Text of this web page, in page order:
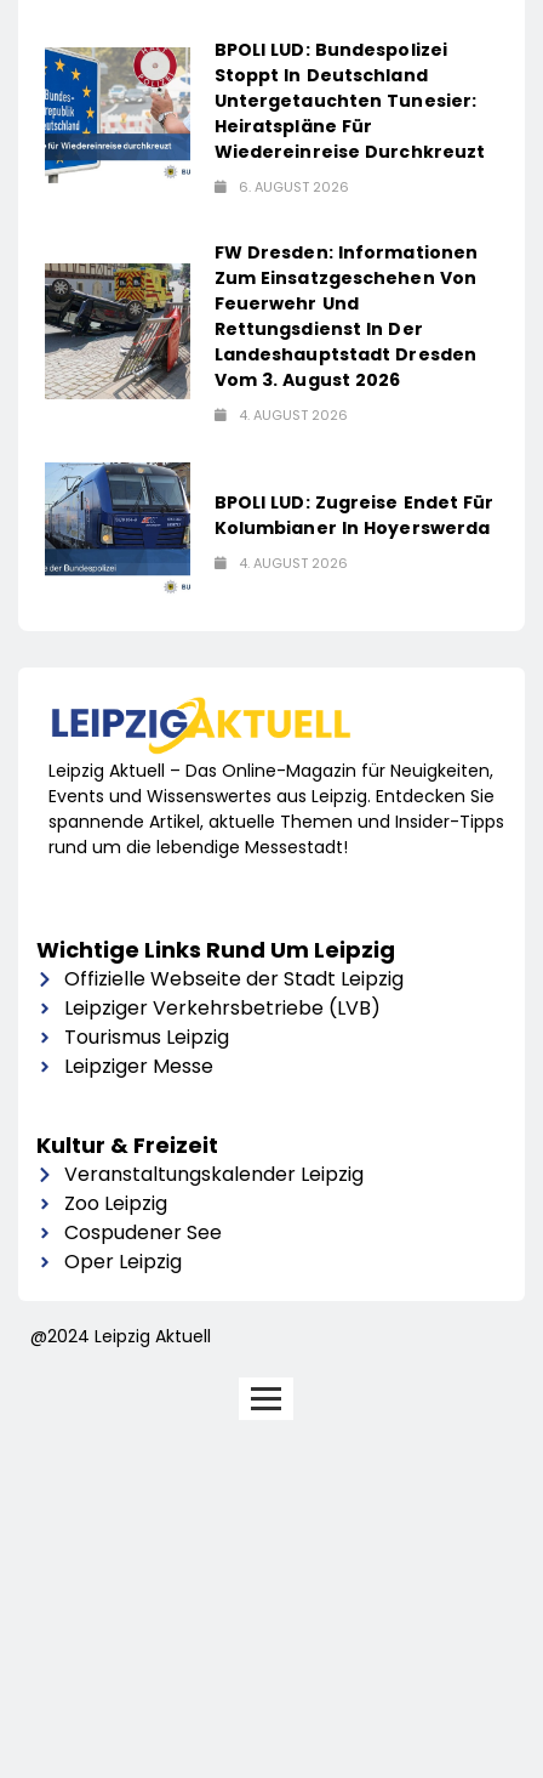
BPOLI LUD: Bundespolizei
Stoppt In Deutschland
Untergetauchten Tunesier:
Heiratspläne Für
Wiedereinreise Durchkreuzt
6. AUGUST 2026
FW Dresden: Informationen
Zum Einsatzgeschehen Von
Feuerwehr Und
Rettungsdienst In Der
Landeshauptstadt Dresden
Vom 3. August 2026
4. AUGUST 2026
BPOLI LUD: Zugreise Endet Für
Kolumbianer In Hoyerswerda
4. AUGUST 2026
Leipzig Aktuell – Das Online-Magazin für Neuigkeiten,
Events und Wissenswertes aus Leipzig. Entdecken Sie
spannende Artikel, aktuelle Themen und Insider-Tipps
rund um die lebendige Messestadt!
Wichtige Links Rund Um Leipzig
Offizielle Webseite der Stadt Leipzig
Leipziger Verkehrsbetriebe (LVB)
Tourismus Leipzig
Leipziger Messe
Kultur & Freizeit
Veranstaltungskalender Leipzig
Zoo Leipzig
Cospudener See
Oper Leipzig
@2024 Leipzig Aktuell